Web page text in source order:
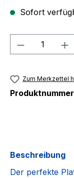
Sofort
Produkt
Zum Merkzettel
Beschreibung
Der perfekte